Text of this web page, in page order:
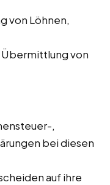
von Löhnen,
Übermittlung von
,
bei diesen
auf ihre